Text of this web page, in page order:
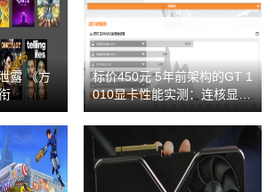
露 《方
标价450元 5年前架构的GT 1
010显卡性能实测：连核显都
打不过